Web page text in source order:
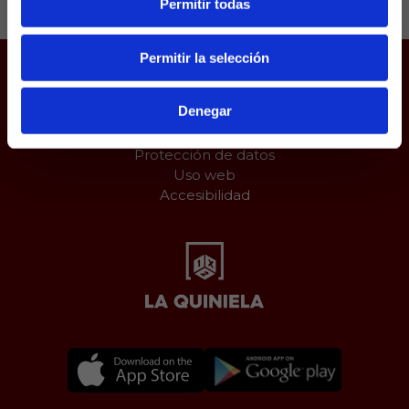
Permitir todas
Permitir la selección
Denegar
Aviso Legal
Política de Cookies
Protección de datos
Uso web
Accesibilidad